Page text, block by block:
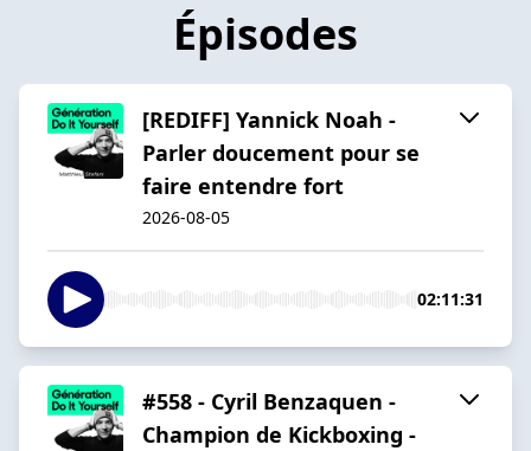
Épisodes
[REDIFF] Yannick Noah -
Parler doucement pour se
faire entendre fort
2026-08-05
02:11:31
#558 - Cyril Benzaquen -
Champion de Kickboxing -